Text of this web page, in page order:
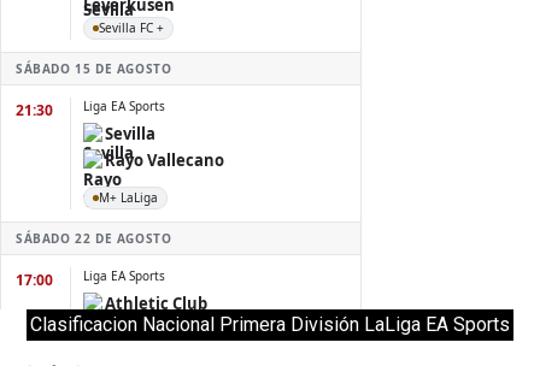
Clasificacion Nacional Primera División LaLiga EA Sports